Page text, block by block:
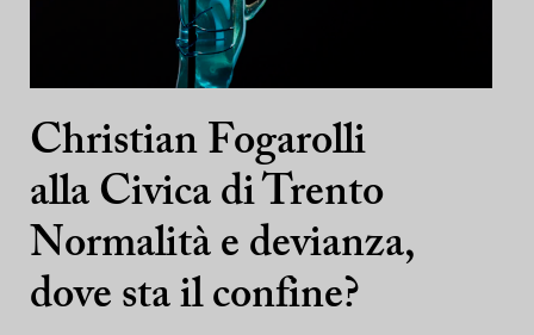
Christian Fogarolli
alla Civica di Trento
Normalità e devianza,
dove sta il confine?